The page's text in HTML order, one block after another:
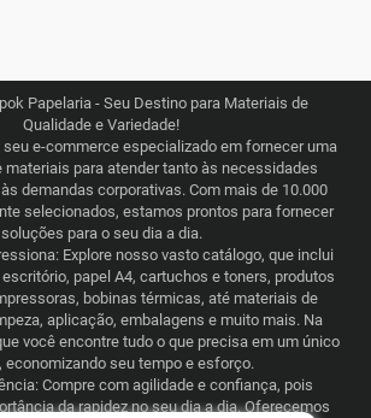
Papelaria - Seu Destino para Materiais de
Qualidade e Variedade!
seu e-commerce especializado em fornecer uma
materiais para atender tanto às necessidades
demandas corporativas. Com mais de 10.000
selecionados, estamos prontos para fornecer
soluções para o seu dia a dia.
Explore nosso vasto catálogo, que inclui
papel A4, cartuchos e toners, produtos
bobinas térmicas, até materiais de
aplicação, embalagens e muito mais. Na
você encontre tudo o que precisa em um único
economizando seu tempo e esforço.
Compre com agilidade e confiança, pois
da rapidez no seu dia a dia. Oferecemos